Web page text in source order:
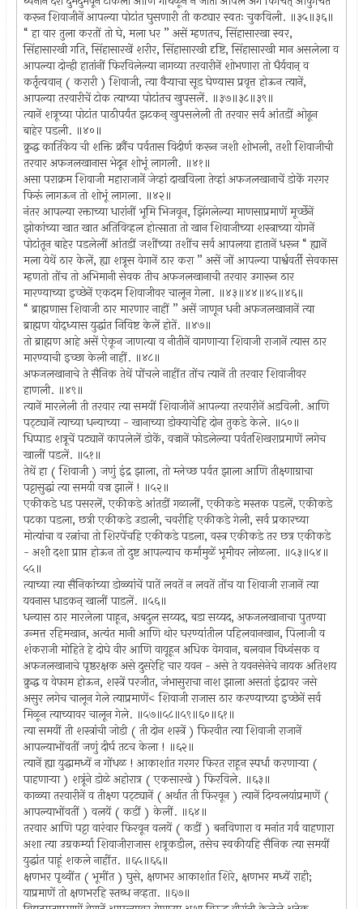
करून शिवाजीनें आपल्या पोटांत घुसणारी ती कट्यार स्वतः चुकविली. ॥३५॥३६॥
“ हा वार तुला करतों तो घे, मला धर ” असें म्हणतच, सिंहासारखा स्वर,
सिंहासारखी गति, सिंहासारखें शरीर, सिंहासारखी दृष्टि, सिंहासारखी मान असलेला व
आपल्या दोन्ही हातांनीं फिरविलेल्या नागव्या तरवारीनें शोभणारा तो धैर्यवान् व
कर्तृत्ववान् ( करारी ) शिवाजी, त्या वैर्‍याचा सूड घेण्यास प्रवृत्त होऊन त्यानें,
आपल्या तरवारीचें टोक त्याच्या पोटांतच खुपसलें. ॥३७॥३८॥३९॥
त्यानें शत्रूच्या पोटांत पाठीपर्यंत झटकन् खुपसलेली ती तरवार सर्व आंतडीं ओढून
बाहेर पडली. ॥४०॥
क्रुद्ध कार्तिकेय ची शक्ति क्रौंच पर्वतास विदीर्ण करून जशी शोभली, तशी शिवाजीची
तरवार अफजलखानास भेदून शोभूं लागली. ॥४१॥
असा पराक्रम शिवाजी महाराजानें जेव्हां दाखविला तेव्हां अफजलखानाचें डोकें गरगर
फिरूं लागऊन तो शोभूं लागला. ॥४२॥
नंतर आपल्या रक्ताच्या धारांनीं भूमि भिजवून, झिंगलेल्या माणसाप्रमाणें मूर्च्छेनें
झोकांच्या खात खात अतिविव्हल होत्साता तो खान शिवाजीच्या शस्त्राच्या योगनें
पोटांतून बाहेर पडलेलीं आंतडीं जशींच्या तशींच सर्व आपलया हातानें धरून “ ह्यानें
मला येथें ठार केलें, ह्या शत्रूस वेगानें ठार करा ” असें जों आपल्या पार्श्ववर्ती सेवकास
म्हणतो तोंच तो अभिमानी सेवक तीच अफजलखानाची तरवार उगारून ठार
मारण्याच्या इच्छेनें एकदम शिवाजीवर चालून गेला. ॥४३॥४४॥४५॥४६॥
“ ब्राह्मणास शिवाजी ठार मारणार नाहीं ” असें जाणून धनी अफजलखानानें त्या
ब्राह्मण योद्ध्यास युद्धांत निविष्ट केलें होतें. ॥४७॥
तो ब्राह्मण आहे असें ऐकून जाणत्या व नीतीनें वागणार्‍या शिवाजी राजानें त्यास ठार
मारण्याची इच्छा केली नाहीं. ॥४८॥
अफजलखानाचे ते सैनिक तेथें पोंचले नाहींत तोंच त्यानें ती तरवार शिवाजीवर
हाणली. ॥४९॥
त्यानें मारलेली ती तरवार त्या समयीं शिवाजीनें आपल्या तरवारीनें अडविली. आणि
पट्ट्यानें त्याच्या धन्याच्या - खानाच्या डोक्याचेहि दोन तुकडे केले. ॥५०॥
धिप्पाड शत्रूचें पट्यानें कापलेलें डोकें, वज्रानें फोडलेल्या पर्वतशिखराप्रमाणें लगेच
खालीं पडलें. ॥५१॥
तेथें हा ( शिवाजी ) जणुं इंद्र झाला, तो म्लेच्छ पर्वत झाला आणि तीक्ष्णाग्राचा
पट्टासुद्धां त्या समयी वज्र झालें ! ॥५२॥
एकीकडे धड पसरलें, एकीकडे आंतडीं गळालीं, एकीकडे मस्तक पडलें, एकीकडे
पटका पडला, छत्री एकीकडे उडाली, चवरीहि एकीकडे गेली, सर्व प्रकारच्या
मोत्यांचा व रत्नांचा तो शिरपेंचहि एकीकडे पडला, वस्त्र एकीकडे तर छत्र एकीकडे
- अशी दशा प्राप्त होऊन तो दुष्ट आपल्याच कर्मामुळें भूमीवर लोळला. ॥५३॥५४॥
५५॥
त्याच्या त्या सैनिकांच्या डोळ्यांचें पातें लवतें न लवतें तोंच या शिवाजी राजानें त्या
यवनास धाडकन् खालीं पाडलें. ॥५६॥
धन्यास ठार मारलेला पाहून, अबदुल सय्यद, बडा सय्यद, अफजलखानाचा पुतण्या
उन्मत्त रहिमखान, अत्यंत मानी आणि थोर घरण्यांतील पहिलवानखान, पिलाजी व
शंकराजी मोहिते हे दोघे वीर आणि वायूहून अधिक वेगवान, बलवान विध्वंसक व
अफजलखानाचे पृष्ठरक्षक असे दुसरेहि चार यवन - असे ते यवनसेनेचे नायक अतिशय
क्रुद्ध व वेफाम होऊन, शस्त्रें परजीत, जंभासुराचा नाश झाला असतां इंद्रावर जसे
असुर लगेच चालून गेले त्याप्रमाणें< शिवाजी राजास ठार करण्याच्या इच्छेनें सर्व
मिळून त्याच्यावर चालून गेले. ॥५७॥५८॥५९॥६०॥६१॥
त्या समयीं ती शस्त्रांची जोडी ( ती दोन शस्त्रें ) फिरवीत त्या शिवाजी राजानें
आपल्याभोंवतीं जणुं दीर्घ तटच केला ! ॥६२॥
त्यानें ह्या युद्धामध्यें न गोंधळ ! आकाशांत गरगर फिरत राहून स्पर्धा करणार्‍या (
पाहणार्‍या ) शत्रूंने डोळे अहोरात्र ( एकसारखे ) फिरविले. ॥६३॥
काळ्या तरवारीनें व तीक्ष्ण पट्ट्यानें ( अर्थात ती फिरवून ) त्यानें दिग्वलयांप्रमाणें (
आपल्याभोंवतीं ) वलयें ( कडीं ) केलीं. ॥६४॥
तरवार आणि पट्टा वारंवार फिरवून वलयें ( कडीं ) बनविणारा व मनांत गर्व वाहणारा
अशा त्या उग्रकर्म्या शिवाजीराजास शत्रूकडील, तसेच स्वकीयहि सैनिक त्या समयीं
युद्धांत पाहूं शकले नाहींत. ॥६५॥६६॥
क्षणभर पृथ्वींत ( भूमींत ) घुसे, क्षणभर आकाशांत शिरे, क्षणभर मध्यें राही;
याप्रमाणें तो क्षणभरहि स्तब्ध नव्हता. ॥६७॥